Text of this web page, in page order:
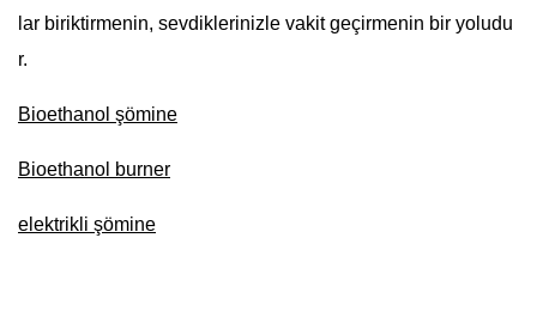
lar biriktirmenin, sevdiklerinizle vakit geçirmenin bir yoludu
r.
Bioethanol şömine
Bioethanol burner
elektrikli şömine